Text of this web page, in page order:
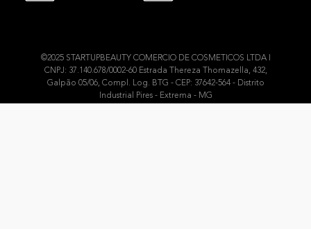
©2025 STARTUPBEAUTY COMERCIO DE COSMETICOS LTDA I
CNPJ: 37.140.678/0002-60 Estrada Thereza Thomazella, 432,
Galpão 05/06, Compl. Log. BTG - CEP: 37642-564 - Distrito
Industrial Pires - Extrema - MG